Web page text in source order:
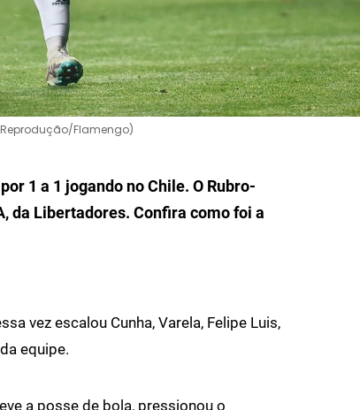
Flamengo)
1 a 1 jogando no Chile. O Rubro-
da Libertadores. Confira como foi a
vez escalou Cunha, Varela, Felipe Luis,
equipe.
a posse de bola, pressionou o